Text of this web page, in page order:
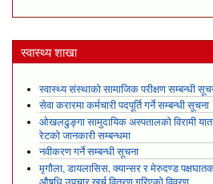
स्वास्थ्य शाखा
स्वास्थ्य संस्थाको सामाजिक परीक्षण सम्बन्धी
सेवा करारमा कर्मचारी पदपूर्ति गर्ने सम्बन्धी सूचना
ओखलढुङ्गा सामुदायिक अस्पतालको विरामी
रेटको जानकारी सम्बन्धमा
नवीकरण गर्ने सम्बन्धी सूचना
मृगौला, डायलासिस, क्यान्सर र मेरुदण्ड